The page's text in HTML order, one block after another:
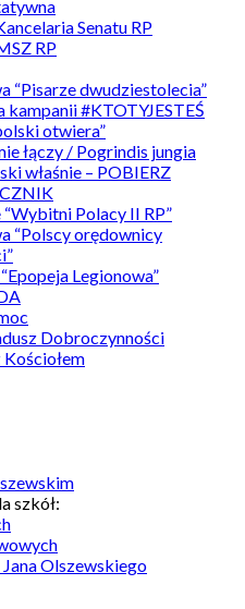
Senatu RP
RP
“Pisarze dwudziestolecia”
kampanii #KTOTYJESTEŚ
otwiera”
łączy / Pogrindis jungia
właśnie – POBIERZ
Polacy II RP”
“Polscy orędownicy
Legionowa”
Dobroczynności
szkół:
Olszewskiego